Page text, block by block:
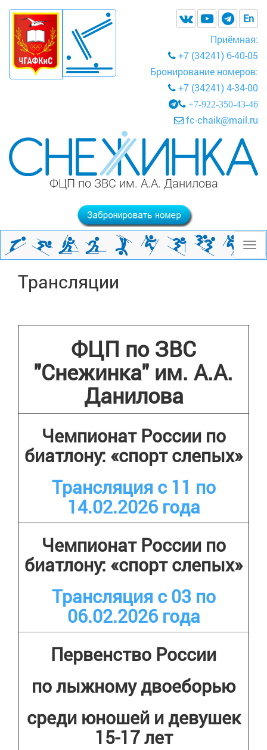
En
Приёмная:
+7 (34241) 6-40-05
Бронирование номеров:
+7 (34241) 4-34-00
+7-922-350-43-46
fc-chaik@mail.ru
ФЦП по ЗВС им. А.А. Данилова
Трансляции
ФЦП по ЗВС
"Снежинка" им. А.А.
Данилова
Чемпионат России по
биатлону: «спорт слепых»
Трансляция с 11 по
14.02.2026 года
Чемпионат России по
биатлону: «спорт слепых»
Трансляция с 03 по
06.02.2026 года
Первенство России
по лыжному двоеборью
среди юношей и девушек
15-17 лет